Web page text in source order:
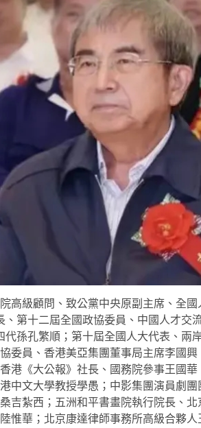
高級顧問、致公黨中央原副主席、全
、第十二屆全國政協委員、中國人才交
代孫孔繁順；第十屆全國人大代表、兩
委員、香港美亞集團董事局主席李國
港《大公報》社長、國務院參事王國
中文大學教授學愚；中影集團演員劇
吉紮西；五洲和平書畫院執行院長、
惟華；北京康達律師事務所高級合夥